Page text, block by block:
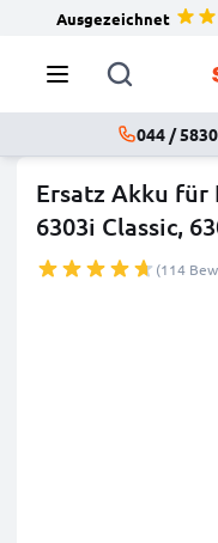
Ausgezeichnet
044 /
Ersatz Akku für
6303i Classic,
(114